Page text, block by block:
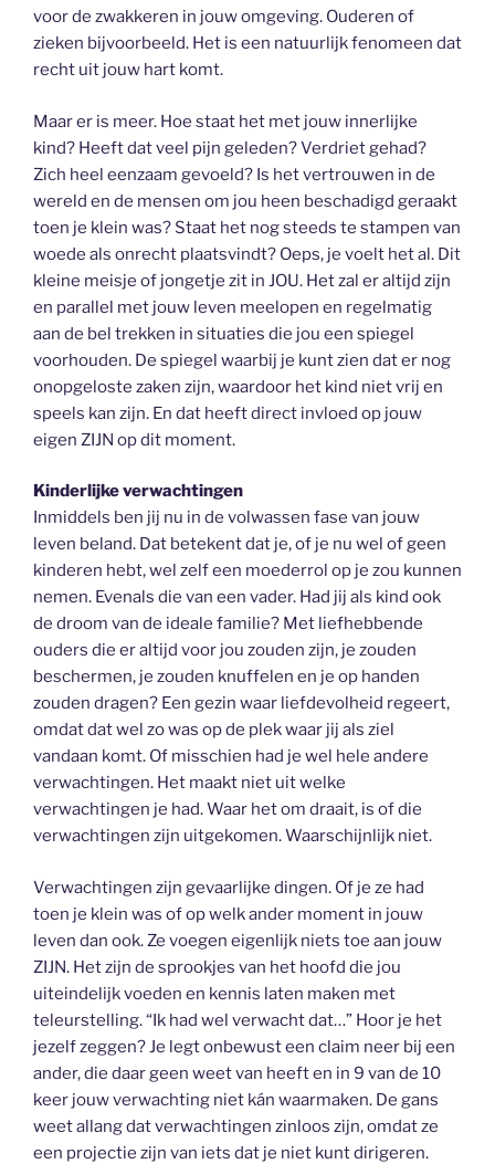
voor de zwakkeren in jouw omgeving. Ouderen of
zieken bijvoorbeeld. Het is een natuurlijk fenomeen dat
recht uit jouw hart komt.
Maar er is meer. Hoe staat het met jouw innerlijke
kind? Heeft dat veel pijn geleden? Verdriet gehad?
Zich heel eenzaam gevoeld? Is het vertrouwen in de
wereld en de mensen om jou heen beschadigd geraakt
toen je klein was? Staat het nog steeds te stampen van
woede als onrecht plaatsvindt? Oeps, je voelt het al. Dit
kleine meisje of jongetje zit in JOU. Het zal er altijd zijn
en parallel met jouw leven meelopen en regelmatig
aan de bel trekken in situaties die jou een spiegel
voorhouden. De spiegel waarbij je kunt zien dat er nog
onopgeloste zaken zijn, waardoor het kind niet vrij en
speels kan zijn. En dat heeft direct invloed op jouw
eigen ZIJN op dit moment.
Kinderlijke verwachtingen
Inmiddels ben jij nu in de volwassen fase van jouw
leven beland. Dat betekent dat je, of je nu wel of geen
kinderen hebt, wel zelf een moederrol op je zou kunnen
nemen. Evenals die van een vader. Had jij als kind ook
de droom van de ideale familie? Met liefhebbende
ouders die er altijd voor jou zouden zijn, je zouden
beschermen, je zouden knuffelen en je op handen
zouden dragen? Een gezin waar liefdevolheid regeert,
omdat dat wel zo was op de plek waar jij als ziel
vandaan komt. Of misschien had je wel hele andere
verwachtingen. Het maakt niet uit welke
verwachtingen je had. Waar het om draait, is of die
verwachtingen zijn uitgekomen. Waarschijnlijk niet.
Verwachtingen zijn gevaarlijke dingen. Of je ze had
toen je klein was of op welk ander moment in jouw
leven dan ook. Ze voegen eigenlijk niets toe aan jouw
ZIJN. Het zijn de sprookjes van het hoofd die jou
uiteindelijk voeden en kennis laten maken met
teleurstelling. “Ik had wel verwacht dat…” Hoor je het
jezelf zeggen? Je legt onbewust een claim neer bij een
ander, die daar geen weet van heeft en in 9 van de 10
keer jouw verwachting niet kán waarmaken. De gans
weet allang dat verwachtingen zinloos zijn, omdat ze
een projectie zijn van iets dat je niet kunt dirigeren.